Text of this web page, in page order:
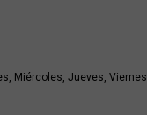
Miércoles, Jueves, Viernes